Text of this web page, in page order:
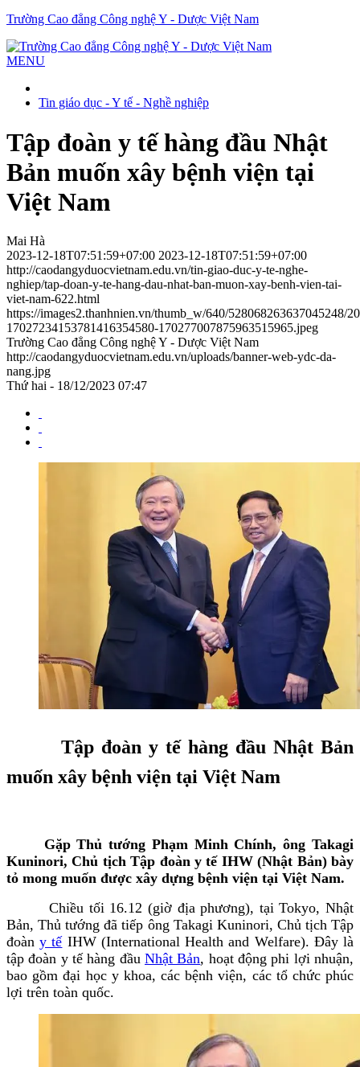
Trường Cao đẳng Công nghệ Y - Dược Việt Nam
MENU
Tin giáo dục - Y tế - Nghề nghiệp
Tập đoàn y tế hàng đầu Nhật
Bản muốn xây bệnh viện tại
Việt Nam
Mai Hà
2023-12-18T07:51:59+07:00 2023-12-18T07:51:59+07:00
http://caodangyduocvietnam.edu.vn/tin-giao-duc-y-te-nghe-
nghiep/tap-doan-y-te-hang-dau-nhat-ban-muon-xay-benh-vien-tai-
viet-nam-622.html
https://images2.thanhnien.vn/thumb_w/640/528068263637045248/
17027234153781416354580-170277007875963515965.jpeg
Trường Cao đẳng Công nghệ Y - Dược Việt Nam
http://caodangyduocvietnam.edu.vn/uploads/banner-web-ydc-da-
nang.jpg
Thứ hai - 18/12/2023 07:47
Tập đoàn y tế hàng đầu Nhật Bản
muốn xây bệnh viện tại Việt Nam
Gặp Thủ tướng Phạm Minh Chính, ông Takagi
Kuninori, Chủ tịch Tập đoàn y tế IHW (Nhật Bản) bày
tỏ mong muốn được xây dựng bệnh viện tại Việt Nam.
Chiều tối 16.12 (giờ địa phương), tại Tokyo, Nhật
Bản, Thủ tướng đã tiếp ông Takagi Kuninori, Chủ tịch Tập
đoàny tếIHW (International Health and Welfare). Đây là
tập đoàn y tế hàng đầu Nhật Bản, hoạt động phi lợi nhuận,
bao gồm đại học y khoa, các bệnh viện, các tổ chức phúc
lợi trên toàn quốc.